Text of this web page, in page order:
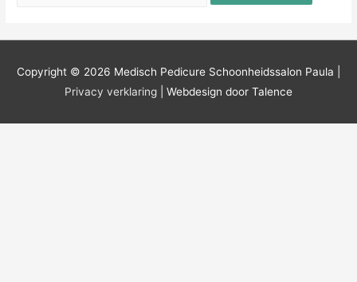
Copyright © 2026 Medisch Pedicure Schoonheidssalon Paula
Privacy verklaring | Webdesign door Talence